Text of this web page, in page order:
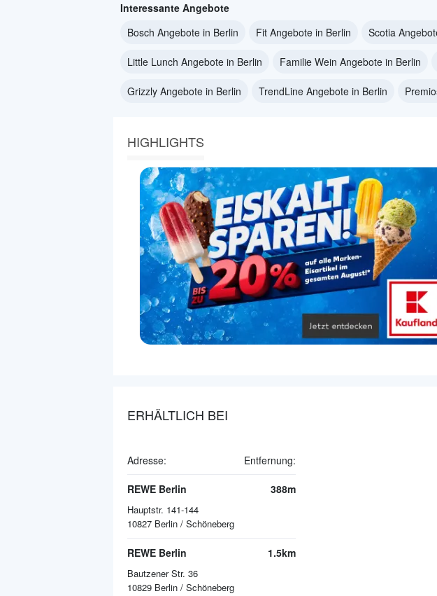
Interessante Angebote
Bosch Angebote in Berlin
Fit Angebote in Berlin Scotia
Little Lunch Angebote in Berlin Familie Wein Angebote in Berlin
Grizzly Angebote in Berlin TrendLine Angebote in Berlin
HIGHLIGHTS
ERHÄLTLICH BEI
Adresse: Entfernung:
REWE Berlin
Hauptstr. 141-144
10827 Berlin / Schöneberg
388m
REWE Berlin
Bautzener Str. 36
10829 Berlin / Schöneberg
1.5km